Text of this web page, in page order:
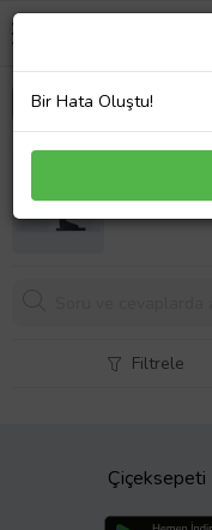
Toshiba
972,88 TL
Filtrele
Çiçeksepeti
Bir Hata Oluştu!